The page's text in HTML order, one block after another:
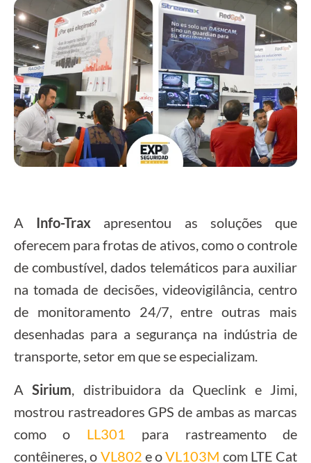
A Info-Trax apresentou as soluções que
oferecem para frotas de ativos, como o controle
de combustível, dados telemáticos para auxiliar
na tomada de decisões, videovigilância, centro
de monitoramento 24/7, entre outras mais
desenhadas para a segurança na indústria de
transporte, setor em que se especializam.
ASirium, distribuidora da Queclink e Jimi,
mostrou rastreadores GPS de ambas as marcas
como o LL301 para rastreamento de
contêineres, o VL802 e oVL103M com LTE Cat